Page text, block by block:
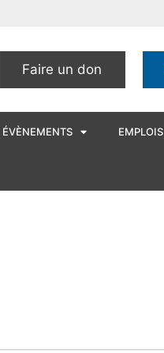
Faire un don
ÉVÈNEMENTS EMPLOIS